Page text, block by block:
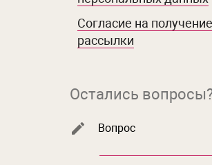
Согласие на получение
рассылки
Остались
Вопрос